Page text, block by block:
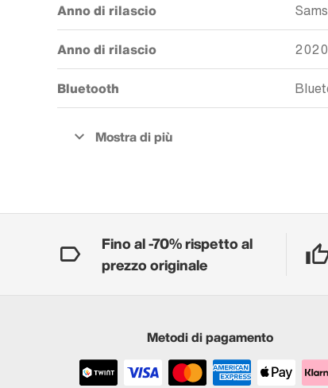
Anno di rilascio
Anno di rilascio 2020
Bluetooth
Fino al -70% rispetto al
prezzo originale
Metodi di pagamento